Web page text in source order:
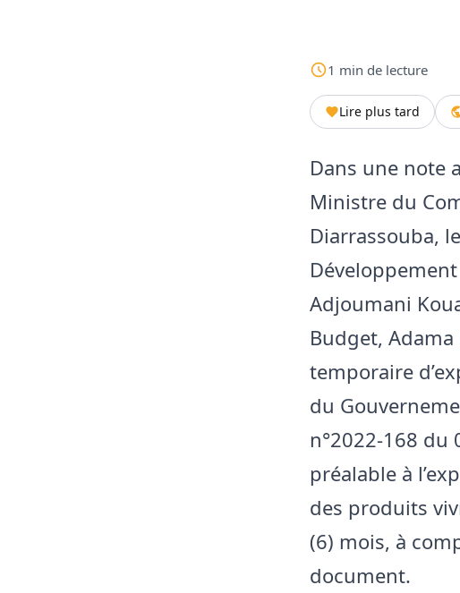
1 min de lecture
Lire plus tard
Dans une note
Ministre du
Diarrassouba,
Adjoumani
Budget,
temporaire
du
n°2022-168
préalable à
des produits
(6) mois, à
document.